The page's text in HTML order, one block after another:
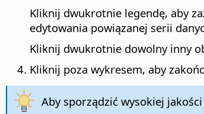
Kliknij dwukrotnie legendę, aby
edytowania powiązanej serii
Kliknij dwukrotnie dowolny inny
Kliknij poza wykresem, aby
Aby sporządzić wysokiej